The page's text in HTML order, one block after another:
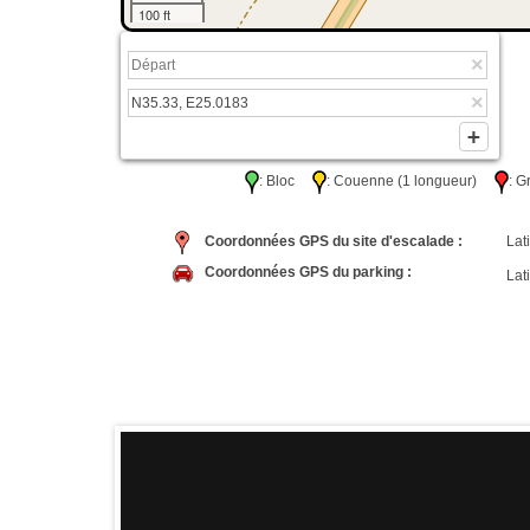
100 ft
: Bloc : Couenne (1 longueur) :
Coordonnées GPS du site d'escalade :
Coordonnées GPS du parking :